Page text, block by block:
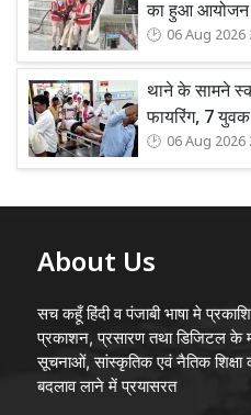
का हुआ आयोजन
06 Aug 2026
थाने के सामने
फायरिंग, 7
06 Aug 2026
About Us
सच कहूँ हिंदी व पंजाबी भाषा मे
प्रकाशन, प्रसारण तथा डिजिटल के
सूचनाओं, सांस्कृतिक एवं नैतिक
बदलाव लाने में प्रयासरत